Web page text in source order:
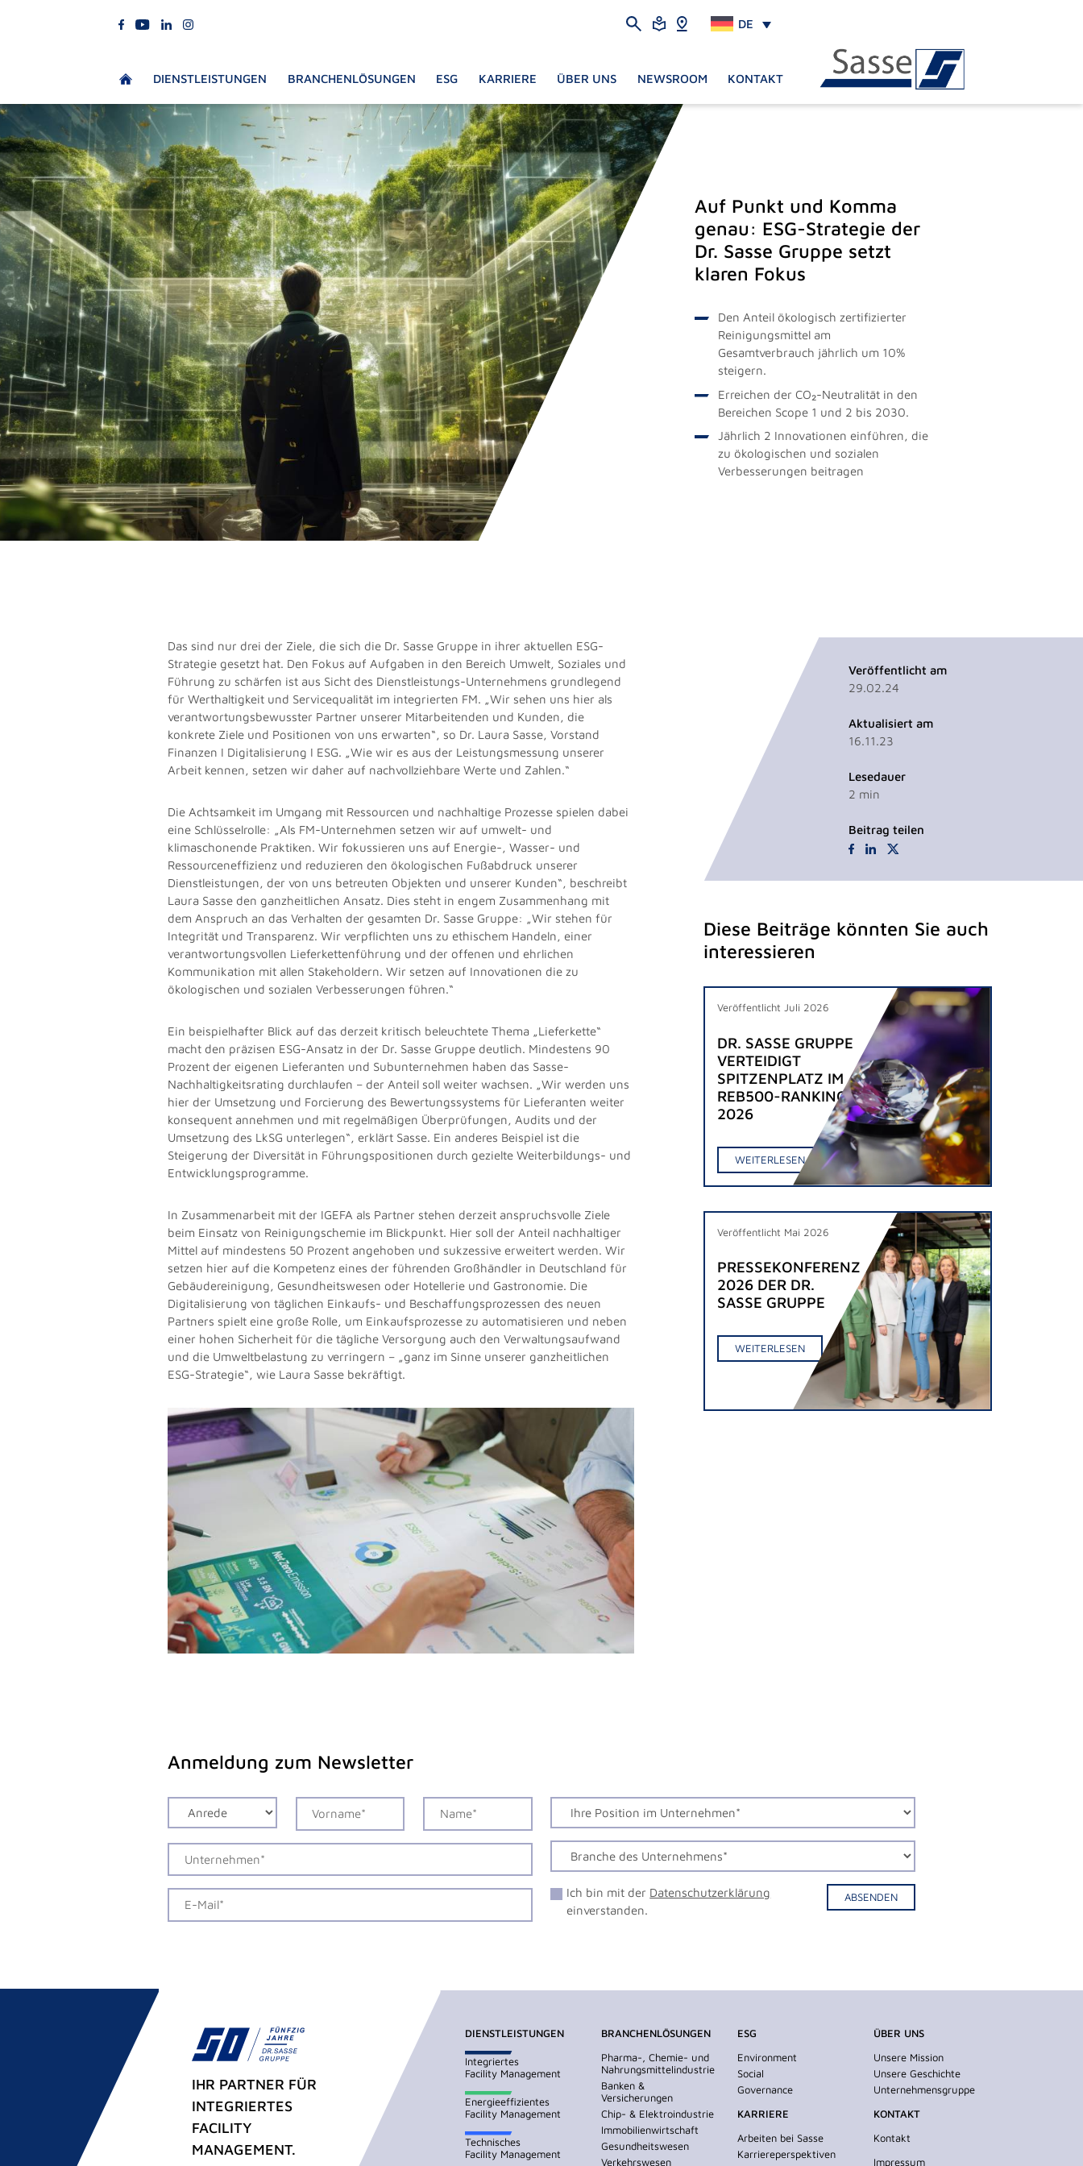
DE
DIENSTLEISTUNGEN BRANCHENLÖSUNGEN ESG KARRIERE ÜBER UNS NEWSROOM KONTAKT
Auf Punkt und Komma
genau: ESG-Strategie der
Dr. Sasse Gruppe setzt
klaren Fokus
Den Anteil ökologisch zertifizierter
Reinigungsmittel am
Gesamtverbrauch jährlich um 10%
steigern.
Erreichen der CO₂-Neutralität in den
Bereichen Scope 1 und 2 bis 2030.
Jährlich 2 Innovationen einführen, die
zu ökologischen und sozialen
Verbesserungen beitragen
Das sind nur drei der Ziele, die sich die Dr. Sasse Gruppe in ihrer aktuellen ESG-
Strategie gesetzt hat. Den Fokus auf Aufgaben in den Bereich Umwelt, Soziales und
Führung zu schärfen ist aus Sicht des Dienstleistungs-Unternehmens grundlegend
für Werthaltigkeit und Servicequalität im integrierten FM. „Wir sehen uns hier als
verantwortungsbewusster Partner unserer Mitarbeitenden und Kunden, die
konkrete Ziele und Positionen von uns erwarten“, so Dr. Laura Sasse, Vorstand
Finanzen I Digitalisierung I ESG. „Wie wir es aus der Leistungsmessung unserer
Arbeit kennen, setzen wir daher auf nachvollziehbare Werte und Zahlen.“
Die Achtsamkeit im Umgang mit Ressourcen und nachhaltige Prozesse spielen dabei
eine Schlüsselrolle: „Als FM-Unternehmen setzen wir auf umwelt- und
klimaschonende Praktiken. Wir fokussieren uns auf Energie-, Wasser- und
Ressourceneffizienz und reduzieren den ökologischen Fußabdruck unserer
Dienstleistungen, der von uns betreuten Objekten und unserer Kunden“, beschreibt
Laura Sasse den ganzheitlichen Ansatz. Dies steht in engem Zusammenhang mit
dem Anspruch an das Verhalten der gesamten Dr. Sasse Gruppe: „Wir stehen für
Integrität und Transparenz. Wir verpflichten uns zu ethischem Handeln, einer
verantwortungsvollen Lieferkettenführung und der offenen und ehrlichen
Kommunikation mit allen Stakeholdern. Wir setzen auf Innovationen die zu
ökologischen und sozialen Verbesserungen führen.“
Ein beispielhafter Blick auf das derzeit kritisch beleuchtete Thema „Lieferkette“
macht den präzisen ESG-Ansatz in der Dr. Sasse Gruppe deutlich. Mindestens 90
Prozent der eigenen Lieferanten und Subunternehmen haben das Sasse-
Nachhaltigkeitsrating durchlaufen – der Anteil soll weiter wachsen. „Wir werden uns
hier der Umsetzung und Forcierung des Bewertungssystems für Lieferanten weiter
konsequent annehmen und mit regelmäßigen Überprüfungen, Audits und der
Umsetzung des LkSG unterlegen“, erklärt Sasse. Ein anderes Beispiel ist die
Steigerung der Diversität in Führungspositionen durch gezielte Weiterbildungs- und
Entwicklungsprogramme.
In Zusammenarbeit mit der IGEFA als Partner stehen derzeit anspruchsvolle Ziele
beim Einsatz von Reinigungschemie im Blickpunkt. Hier soll der Anteil nachhaltiger
Mittel auf mindestens 50 Prozent angehoben und sukzessive erweitert werden. Wir
setzen hier auf die Kompetenz eines der führenden Großhändler in Deutschland für
Gebäudereinigung, Gesundheitswesen oder Hotellerie und Gastronomie. Die
Digitalisierung von täglichen Einkaufs- und Beschaffungsprozessen des neuen
Partners spielt eine große Rolle, um Einkaufsprozesse zu automatisieren und neben
einer hohen Sicherheit für die tägliche Versorgung auch den Verwaltungsaufwand
und die Umweltbelastung zu verringern – „ganz im Sinne unserer ganzheitlichen
ESG-Strategie“, wie Laura Sasse bekräftigt.
Veröffentlicht am
29.02.24
Aktualisiert am
16.11.23
Lesedauer
2 min
Beitrag teilen
Diese Beiträge könnten Sie auch
interessieren
Veröffentlicht Juli 2026
DR. SASSE GRUPPE
VERTEIDIGT
SPITZENPLATZ IM
REB500-RANKING
2026
WEITERLESEN
Veröffentlicht Mai 2026
PRESSEKONFERENZ
2026 DER DR.
SASSE GRUPPE
WEITERLESEN
Anmeldung zum Newsletter
Ich bin mit der Datenschutzerklärung
einverstanden.
ABSENDEN
IHR PARTNER FÜR
INTEGRIERTES
FACILITY
MANAGEMENT.
DIENSTLEISTUNGEN
Integriertes
Facility Management
Energieeffizientes
Facility Management
Technisches
Facility Management
BRANCHENLÖSUNGEN
Pharma-, Chemie- und
Nahrungsmittelindustrie
Banken &
Versicherungen
Chip- & Elektroindustrie
Immobilienwirtschaft
Gesundheitswesen
Verkehrswesen
ESG
Environment
Social
Governance
KARRIERE
Arbeiten bei Sasse
Karriereperspektiven
ÜBER UNS
Unsere Mission
Unsere Geschichte
Unternehmensgruppe
KONTAKT
Kontakt
Impressum